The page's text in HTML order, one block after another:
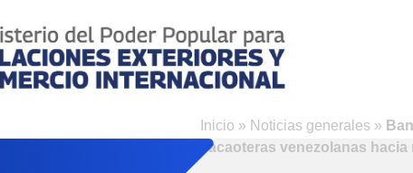
Inicio » Noticias generales »
cacaoteras venezolanas